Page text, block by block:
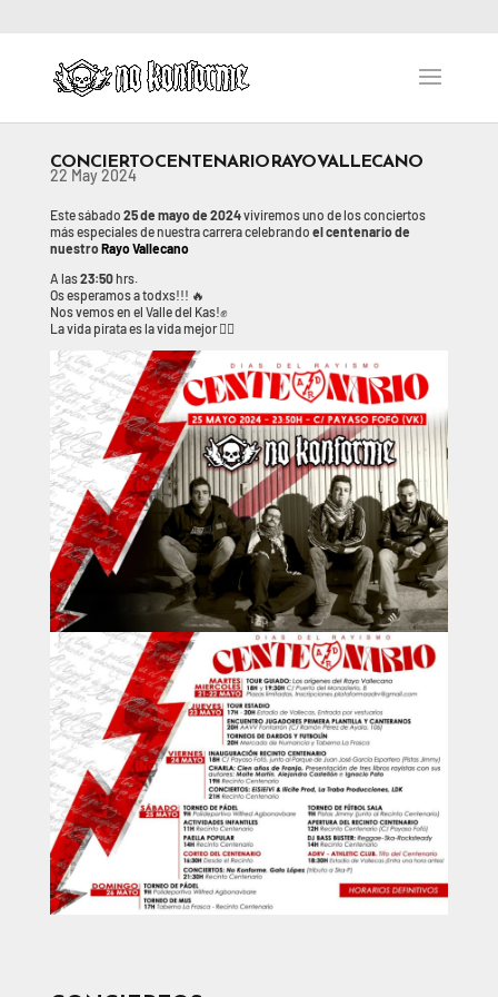
CONCIERTO CENTENARIO RAYO VALLECANO
22 May 2024
Este sábado 25 de mayo de 2024viviremos uno de los conciertos
más especiales de nuestra carrera celebrando el centenario de
nuestroRayo Vallecano
A las23:50hrs.
Os esperamos a todxs!!! 🔥
Nos vemos en el Valle del Kas!✊
La vida pirata es la vida mejor 🏴‍☠️